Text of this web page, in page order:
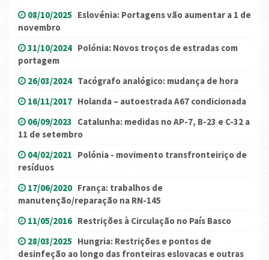
08/10/2025 Eslovénia: Portagens vão aumentar a 1 de
novembro
31/10/2024 Polónia: Novos troços de estradas com
portagem
26/03/2024 Tacógrafo analógico: mudança de hora
16/11/2017 Holanda – autoestrada A67 condicionada
06/09/2023 Catalunha: medidas no AP-7, B-23 e C-32 a
11 de setembro
04/02/2021 Polónia - movimento transfronteiriço de
resíduos
17/06/2020 França: trabalhos de
manutenção/reparação na RN-145
11/05/2016 Restrições à Circulação no País Basco
28/03/2025 Hungria: Restrições e pontos de
desinfeção ao longo das fronteiras eslovacas e outras